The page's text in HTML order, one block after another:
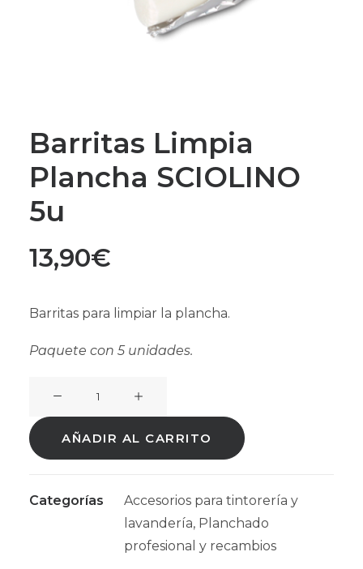
Barritas Limpia
Plancha SCIOLINO
5u
13,90€
Barritas para limpiar la plancha.
Paquete con 5 unidades.
Plancha
SCIOLINO
cantidad
AÑADIR AL CARRITO
Categorías
Accesorios para tintorería y
lavandería, Planchado
profesional y recambios